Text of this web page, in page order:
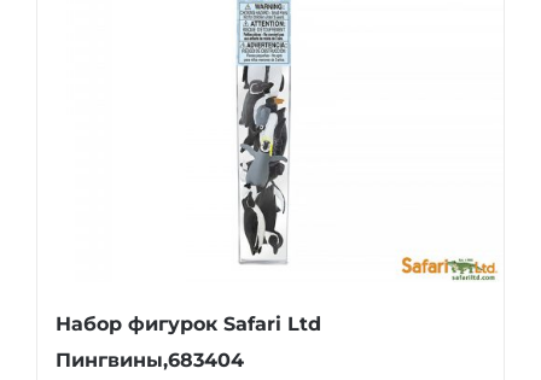
Набор фигурок Safari Ltd
Пингвины,683404